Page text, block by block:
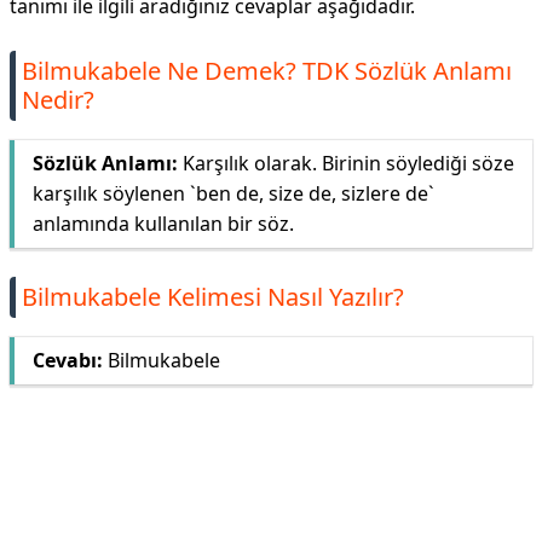
tanımı ile ilgili aradığınız cevaplar aşağıdadır.
Bilmukabele Ne Demek? TDK Sözlük Anlamı
Nedir?
Sözlük Anlamı: Karşılık olarak. Birinin söylediği söze
karşılık söylenen `ben de, size de, sizlere de`
anlamında kullanılan bir söz.
Bilmukabele Kelimesi Nasıl Yazılır?
Cevabı: Bilmukabele